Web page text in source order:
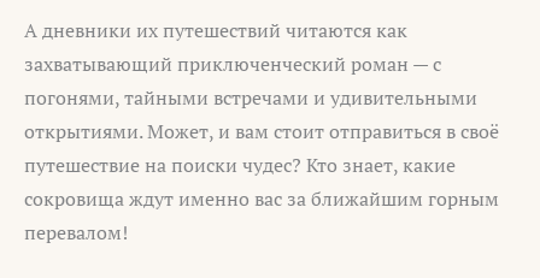
А дневники их путешествий читаются как
захватывающий приключенческий роман — с
погонями, тайными встречами и удивительными
открытиями. Может, и вам стоит отправиться в своё
путешествие на поиски чудес? Кто знает, какие
сокровища ждут именно вас за ближайшим горным
перевалом!